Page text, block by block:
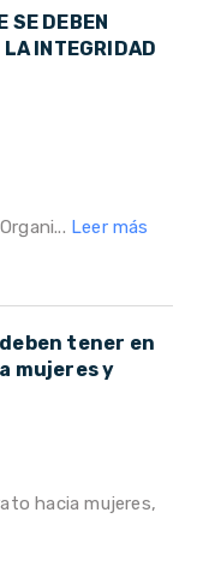
SE DEBEN
LA INTEGRIDAD
Leer más
tener en
mujeres y
hacia mujeres,